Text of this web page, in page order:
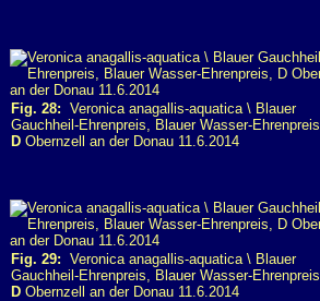
Fig. 28: Veronica anagallis-aquatica \ Blauer
Gauchheil-Ehrenpreis, Blauer Wasser-Ehrenpreis
D Obernzell an der Donau 11.6.2014
Fig. 29: Veronica anagallis-aquatica \ Blauer
Gauchheil-Ehrenpreis, Blauer Wasser-Ehrenpreis
D Obernzell an der Donau 11.6.2014